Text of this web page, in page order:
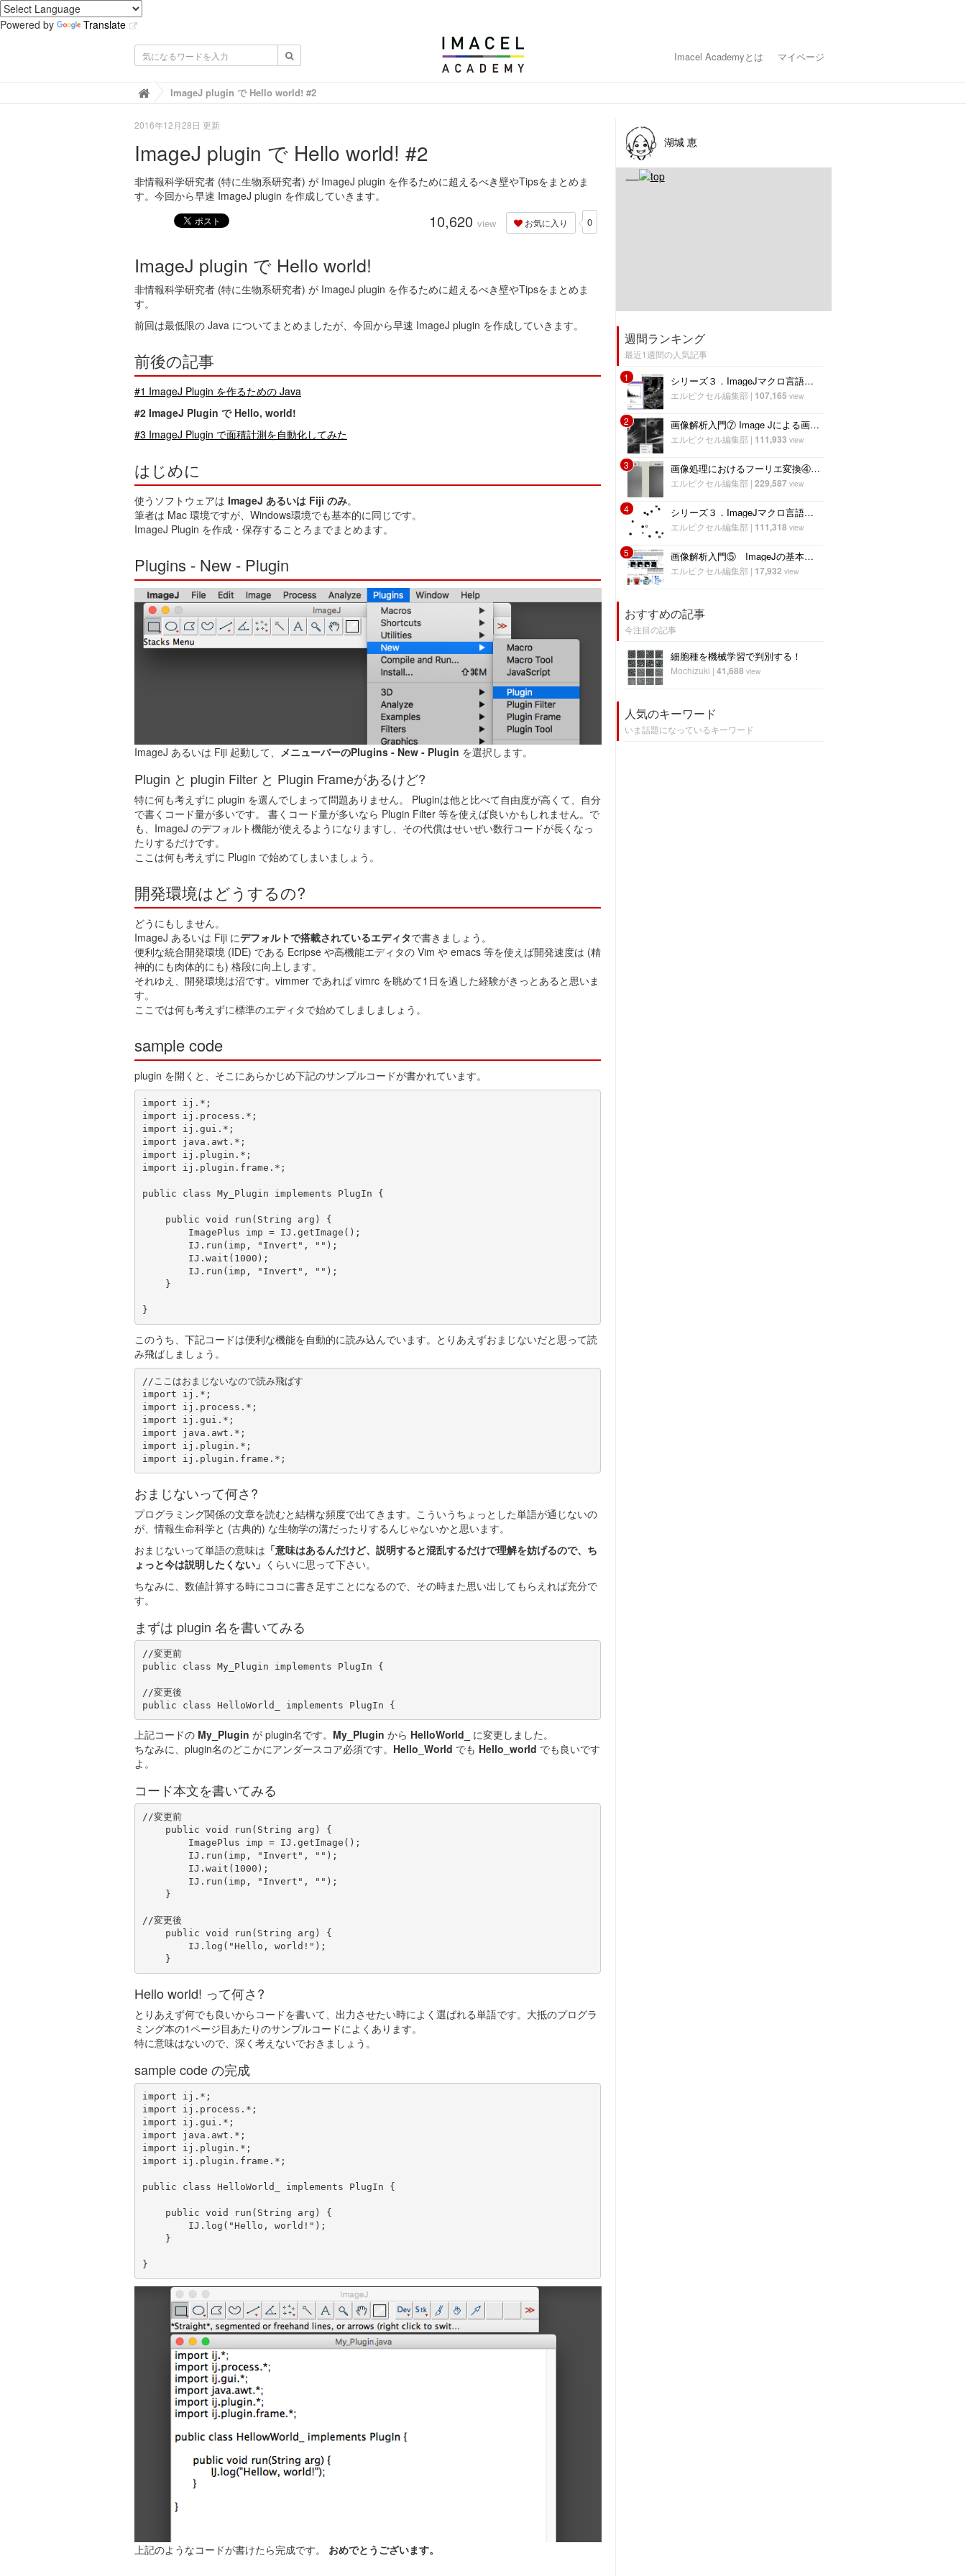
Powered by Translate
Imacel Academyとは マイページ
IMACEL Academy -人工知能・画像解析の技術応用に向けて-| エルピクセル株式会社
ImageJ plugin で Hello world! #2
2016年12月28日 更新
ImageJ plugin で Hello world! #2
非情報科学研究者 (特に生物系研究者) が ImageJ plugin を作るために超えるべき壁やTipsをまとめま
す。今回から早速 ImageJ plugin を作成していきます。
10,620 view お気に入り 0
ImageJ plugin で Hello world!
非情報科学研究者 (特に生物系研究者) が ImageJ plugin を作るために超えるべき壁やTipsをまとめま
す。
前回は最低限の Java についてまとめましたが、今回から早速 ImageJ plugin を作成していきます。
前後の記事
#1 ImageJ Plugin を作るための Java
#2 ImageJ Plugin で Hello, world!
#3 ImageJ Plugin で面積計測を自動化してみた
はじめに
使うソフトウェアは ImageJ あるいは Fiji のみ。
筆者は Mac 環境ですが、Windows環境でも基本的に同じです。
ImageJ Plugin を作成・保存することろまでまとめます。
Plugins - New - Plugin
ImageJ あるいは Fiji 起動して、 メニューバーのPlugins - New - Plugin を選択します。
Plugin と plugin Filter と Plugin Frameがあるけど?
特に何も考えずに plugin を選んでしまって問題ありません。 Pluginは他と比べて自由度が高くて、自分
で書くコード量が多いです。 書くコード量が多いなら Plugin Filter 等を使えば良いかもしれません。で
も、ImageJ のデフォルト機能が使えるようになりますし、その代償はせいぜい数行コードが長くなっ
たりするだけです。
ここは何も考えずに Plugin で始めてしまいましょう。
開発環境はどうするの?
どうにもしません。
ImageJ あるいは Fiji にデフォルトで搭載されているエディタで書きましょう。
便利な統合開発環境 (IDE) である Ecripse や高機能エディタの Vim や emacs 等を使えば開発速度は (精
神的にも肉体的にも) 格段に向上します。
それゆえ、開発環境は沼です。vimmer であれば vimrc を眺めて1日を過した経験がきっとあると思いま
す。
ここでは何も考えずに標準のエディタで始めてしましましょう。
sample code
plugin を開くと、そこにあらかじめ下記のサンプルコードが書かれています。
import ij.*;
import ij.process.*;
import ij.gui.*;
import java.awt.*;
import ij.plugin.*;
import ij.plugin.frame.*;
public class My_Plugin implements PlugIn {
このうち、下記コードは便利な機能を自動的に読み込んでいます。とりあえずおまじないだと思って読
み飛ばしましょう。
//ここはおまじないなので読み飛ばす
import ij.*;
import ij.process.*;
import ij.gui.*;
import java.awt.*;
import ij.plugin.*;
import ij.plugin.frame.*;
おまじないって何さ?
プログラミング関係の文章を読むと結構な頻度で出てきます。こういうちょっとした単語が通じないの
が、情報生命科学と (古典的) な生物学の溝だったりするんじゃないかと思います。
おまじないって単語の意味は 「意味はあるんだけど、説明すると混乱するだけで理解を妨げるので、ち
ょっと今は説明したくない」 くらいに思って下さい。
ちなみに、数値計算する時にココに書き足すことになるので、その時また思い出してもらえれば充分で
す。
まずは plugin 名を書いてみる
//変更前
public class My_Plugin implements PlugIn {
//変更後
public class HelloWorld_ implements PlugIn {
上記コードの My_Plugin が plugin名です。 My_Plugin から HelloWorld_
に変更しました。
ちなみに、plugin名のどこかにアンダースコア必須です。 Hello_World でも Hello_world でも良いです
よ。
コード本文を書いてみる
//変更前
//変更後
    }
Hello world! って何さ?
とりあえず何でも良いからコードを書いて、出力させたい時によく選ばれる単語です。大抵のプログラ
ミング本の1ページ目あたりのサンプルコードによくあります。
特に意味はないので、深く考えないでおきましょう。
sample code の完成
import ij.*;
import ij.process.*;
import ij.gui.*;
import java.awt.*;
import ij.plugin.*;
import ij.plugin.frame.*;
public class HelloWorld_ implements PlugIn {
}
上記のようなコードが書けたら完成です。 おめでとうございます。
湖城 恵
週間ランキング
最近1週間の人気記事
1
シリーズ３．ImageJマクロ言語を用いた画像解析～①輝度の統計量 ～
エルピクセル編集部 | 107,165 view
2 画像解析入門⑦ Image Jによる画像処理
エルピクセル編集部 | 111,933 view
3 画像処理におけるフーリエ変換④〜pythonによるフィルタ設計〜
エルピクセル編集部 | 229,587 view
4 シリーズ３．ImageJマクロ言語を用いた画像解析～②二値化処理-1～
エルピクセル編集部 | 111,318 view
5 画像解析入門⑤ ImageJの基本画面とメニュー構成
エルピクセル編集部 | 17,932 view
おすすめの記事
今注目の記事
細胞種を機械学習で判別する！
Mochizuki | 41,688 view
人気のキーワード
いま話題になっているキーワード